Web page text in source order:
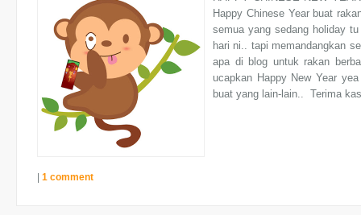
Happy Chinese Year buat
semua yang sedang holiday
hari ni.. tapi memandangkan
apa di blog untuk rakan
ucapkan Happy New Year
buat yang lain-lain.. Terima
1 comment